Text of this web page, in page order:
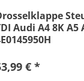
Audi A4 8K A5
€ *